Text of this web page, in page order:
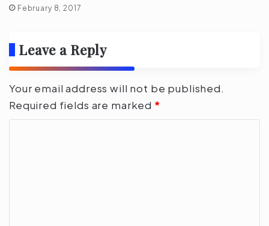
February 8, 2017
Leave a Reply
Your email address will not be published.
Required fields are marked *